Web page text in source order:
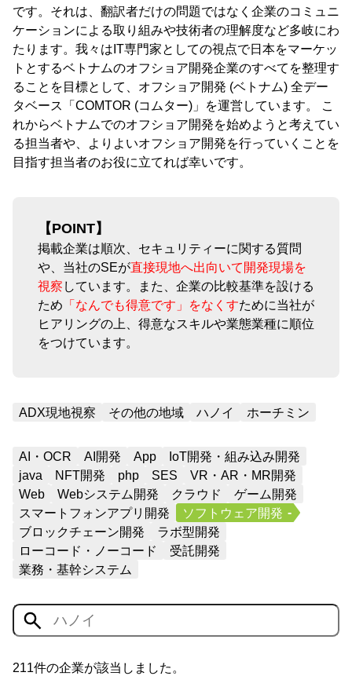
です。それは、翻訳者だけの問題ではなく企業のコミュニ
ケーションによる取り組みや技術者の理解度など多岐にわ
たります。我々はIT専門家としての視点で日本をマーケッ
トとするベトナムのオフショア開発企業のすべてを整理す
ることを目標として、オフショア開発 (ベトナム) 全デー
タベース「COMTOR (コムター)」を運営しています。 こ
れからベトナムでのオフショア開発を始めようと考えてい
る担当者や、よりよいオフショア開発を行っていくことを
目指す担当者のお役に立てれば幸いです。
【POINT】
掲載企業は順次、セキュリティーに関する質問
や、当社のSEが直接現地へ出向いて開発現場を
視察 しています。また、企業の比較基準を設ける
ため 「なんでも得意です」をなくすために当社が
ヒアリングの上、得意なスキルや業態業種に順位
をつけています。
ADX現地視察 その他の地域 ハノイ ホーチミン
AI・OCR AI開発 App
IoT開発・組み込み開発
java
NFT開発 php SES
VR・AR・MR開発
Web
Webシステム開発 クラウド
ゲーム開発
スマートフォンアプリ開発
ソフトウェア開発
ブロックチェーン開発
ラボ型開発
ローコード・ノーコード
受託開発
業務・基幹システム
211件の企業が該当しました。